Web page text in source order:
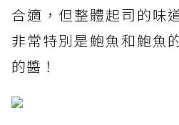
合適，但整體起司的味
非常特別是鮑魚和鮑魚
的醬！